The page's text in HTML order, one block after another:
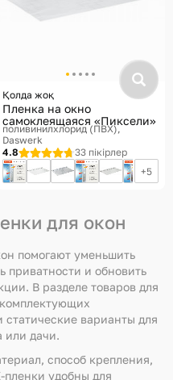
Қолда жоқ
Пленка на окно
самоклеящаяся «Пиксели»
поливинилхлорид (ПВХ)
Daswerk
4.8
33 пікірлер
5
для окон
помогают уменьшить
приватности и обновить
В разделе товаров для
варианты для
или дачи.
способ крепления,
удобны для